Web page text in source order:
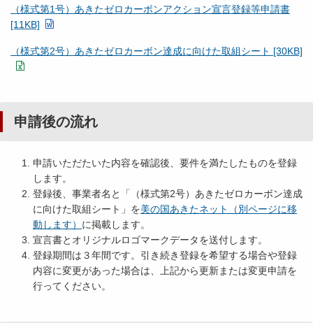
（様式第1号）あきたゼロカーボンアクション宣言登録等申請書
[11KB]
（様式第2号）あきたゼロカーボン達成に向けた取組シート [30KB]
申請後の流れ
申請いただたいた内容を確認後、要件を満たしたものを登録
します。
登録後、事業者名と「（様式第2号）あきたゼロカーボン達成
に向けた取組シート」を美の国あきたネット（別ページに移
動します） に掲載します。
宣言書とオリジナルロゴマークデータを送付します。
登録期間は３年間です。引き続き登録を希望する場合や登録
内容に変更があった場合は、上記から更新または変更申請を
行ってください。